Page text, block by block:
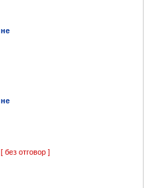
не
не
[ без отговор ]